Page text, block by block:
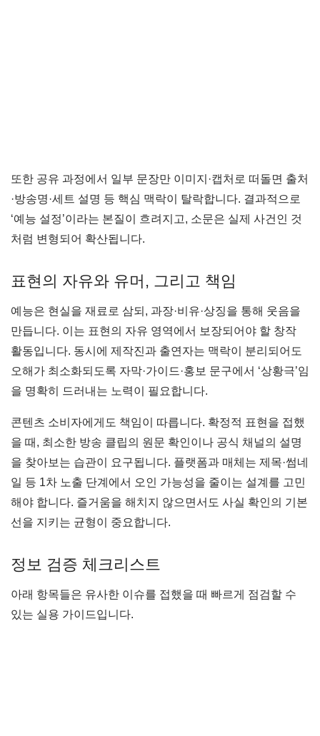
또한 공유 과정에서 일부 문장만 이미지·캡처로 떠돌면 출처
·방송명·세트 설명 등 핵심 맥락이 탈락합니다. 결과적으로
‘예능 설정’이라는 본질이 흐려지고, 소문은 실제 사건인 것
처럼 변형되어 확산됩니다.
표현의 자유와 유머, 그리고 책임
예능은 현실을 재료로 삼되, 과장·비유·상징을 통해 웃음을
만듭니다. 이는 표현의 자유 영역에서 보장되어야 할 창작
활동입니다. 동시에 제작진과 출연자는 맥락이 분리되어도
오해가 최소화되도록 자막·가이드·홍보 문구에서 ‘상황극’임
을 명확히 드러내는 노력이 필요합니다.
콘텐츠 소비자에게도 책임이 따릅니다. 확정적 표현을 접했
을 때, 최소한 방송 클립의 원문 확인이나 공식 채널의 설명
을 찾아보는 습관이 요구됩니다. 플랫폼과 매체는 제목·썸네
일 등 1차 노출 단계에서 오인 가능성을 줄이는 설계를 고민
해야 합니다. 즐거움을 해치지 않으면서도 사실 확인의 기본
선을 지키는 균형이 중요합니다.
정보 검증 체크리스트
아래 항목들은 유사한 이슈를 접했을 때 빠르게 점검할 수
있는 실용 가이드입니다.